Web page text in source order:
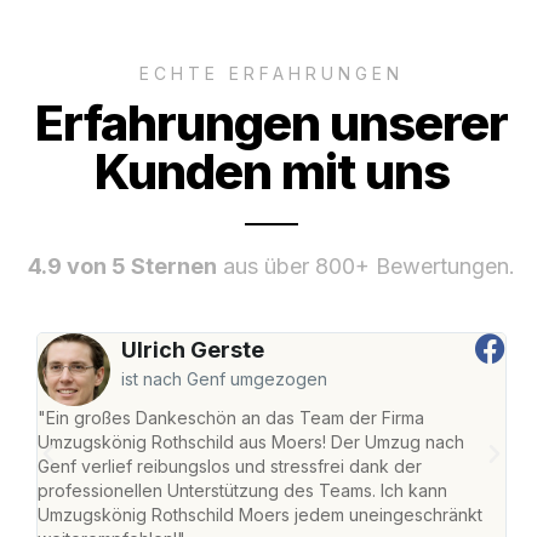
ECHTE ERFAHRUNGEN
Erfahrungen unserer
Kunden mit uns
4.9 von 5 Sternen aus über 800+ Bewertungen.
Ulrich Gerste
ist nach Genf umgezogen
"Ein großes Dankeschön an das Team der Firma
Umzugskönig Rothschild aus Moers! Der Umzug nach
Genf verlief reibungslos und stressfrei dank der
professionellen Unterstützung des Teams. Ich kann
Umzugskönig Rothschild Moers jedem uneingeschränkt